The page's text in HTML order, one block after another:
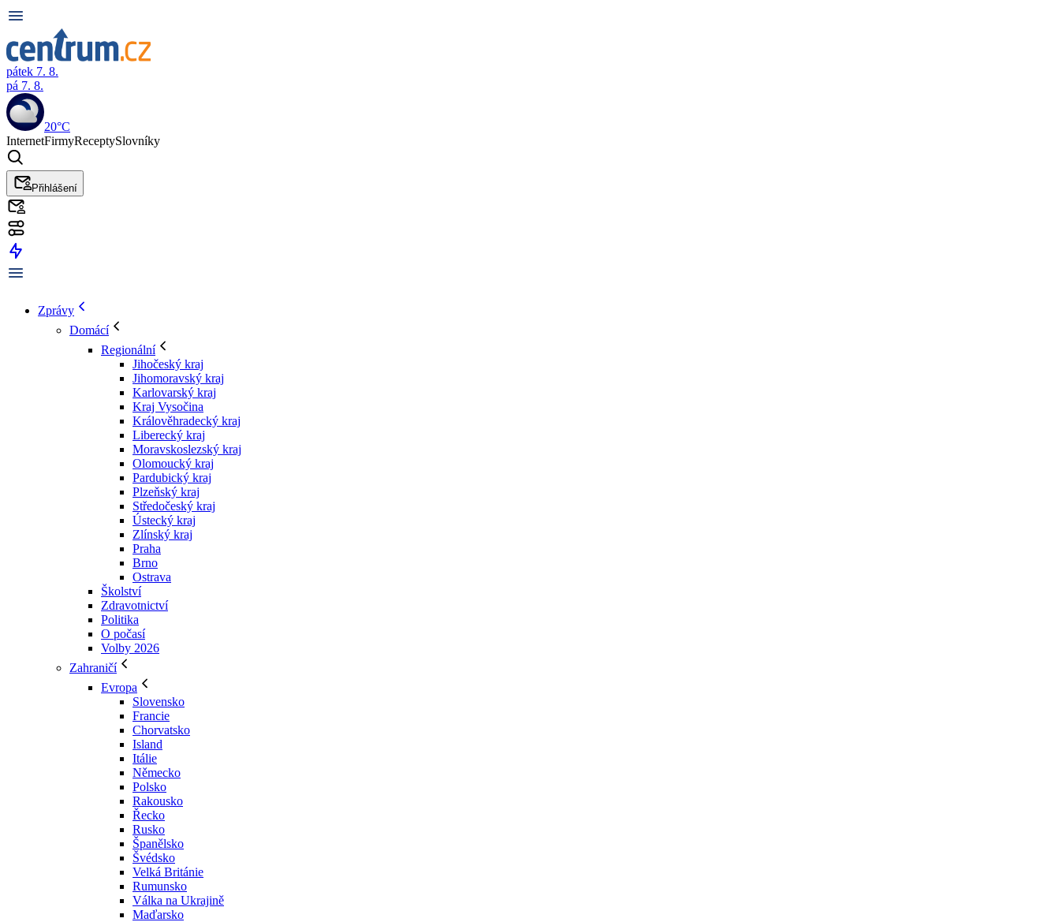
pátek 7. 8.
pá 7. 8.
20°C
InternetFirmyReceptySlovníky
Přihlášení
Zprávy
Domácí
Regionální
Jihočeský kraj
Jihomoravský kraj
Karlovarský kraj
Kraj Vysočina
Králověhradecký kraj
Liberecký kraj
Moravskoslezský kraj
Olomoucký kraj
Pardubický kraj
Plzeňský kraj
Středočeský kraj
Ústecký kraj
Zlínský kraj
Praha
Brno
Ostrava
Školství
Zdravotnictví
Politika
O počasí
Volby 2026
Zahraničí
Evropa
Slovensko
Francie
Chorvatsko
Island
Itálie
Německo
Polsko
Rakousko
Řecko
Rusko
Španělsko
Švédsko
Velká Británie
Rumunsko
Válka na Ukrajině
Maďarsko